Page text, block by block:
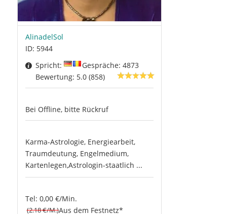
AlinadelSol
ID: 5944
Spricht:
Gespräche: 4873
Bewertung: 5.0 (858)
Bei Offline, bitte Rückruf
Karma-Astrologie, Energiearbeit,
Traumdeutung, Engelmedium,
Kartenlegen,Astrologin-staatlich ...
Tel: 0,00 €/Min.
(2.18 €/M.)Aus dem Festnetz*